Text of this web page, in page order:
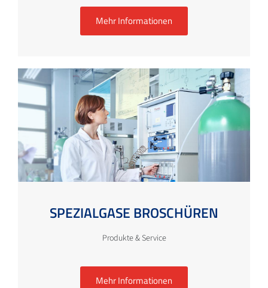
Mehr Informationen
SPEZIALGASE BROSCHÜREN
Produkte & Service
Mehr Informationen